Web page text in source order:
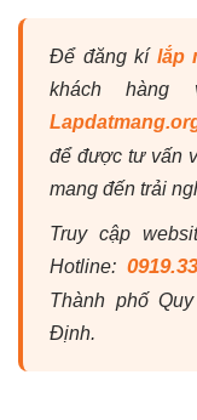
Để đăng kí lắp
khách
để được tư vấn
mang đến trải
Truy cập
Hotline:
Thành phố
Định.